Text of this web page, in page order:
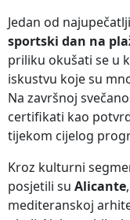
Jedan od
sportski dan na
priliku okušati se u
iskustvu koje su
Na završnoj
certifikati kao
tijekom cijelog
Kroz kulturni
posjetili su Alicante
mediteranskoj